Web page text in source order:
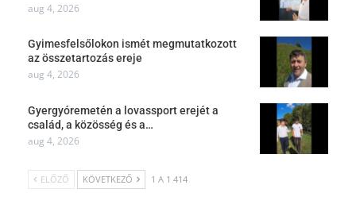
aug 4, 2026
Gyimesfelsőlokon ismét megmutatkozott
az összetartozás ereje
aug 4, 2026
Gyergyóremetén a lovassport erejét a
család, a közösség és a…
aug 4, 2026
ELŐZŐ KÖVETKEZŐ 1 A 1 414